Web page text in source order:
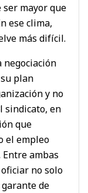
mayor que
ese clima,
más difícil.
negociación
plan
y no
sindicato, en
que
el empleo
Entre ambas
no solo
de